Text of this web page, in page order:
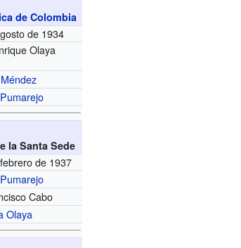
de Colombia
de 1934
Olaya
la Santa Sede
de 1937
Cabo
Olaya